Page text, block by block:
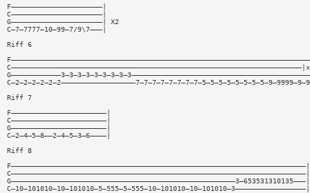
F——————————————————————|
C——————————————————————|
G——————————————————————| X2
C—7—7777—10—99—7/9\7———|
Riff 6
Riff 7
F———————————————————————|
C———————————————————————|
G———————————————————————|
C—2—4—5—8——2—4—5—3—6————|
Riff 8
F———————————————————————————————————————————————————————————————————————|
C———————————————————————————————————————————————————————————————————————|
G——————————————————————————————————————————————————————3—653531310135———|